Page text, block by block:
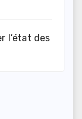
l’état des